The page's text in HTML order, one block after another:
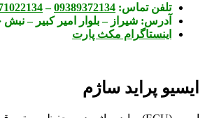
تلفن تماس: 09389372134
–
آدرس: شیراز – بلوار امیر کبیر – نبش
اینستاگرام مکث پارت
ایسیو پراید ساژم